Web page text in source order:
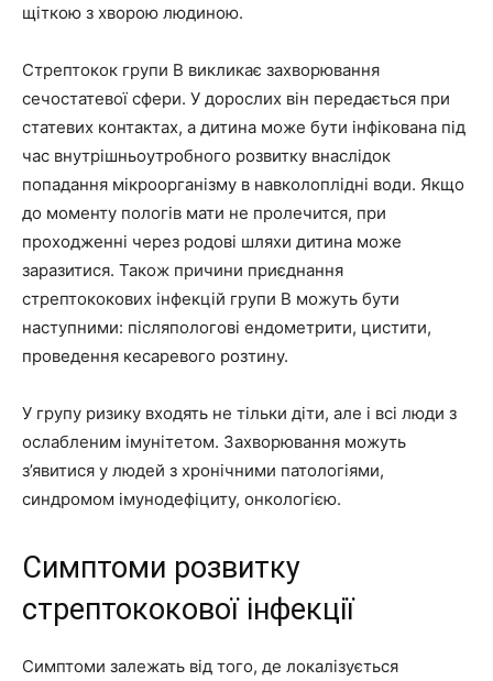
щіткою з хворою людиною.
Стрептокок групи B викликає захворювання
сечостатевої сфери. У дорослих він передається при
статевих контактах, а дитина може бути інфікована під
час внутрішньоутробного розвитку внаслідок
попадання мікроорганізму в навколоплідні води. Якщо
до моменту пологів мати не пролечится, при
проходженні через родові шляхи дитина може
заразитися. Також причини приєднання
стрептококових інфекцій групи B можуть бути
наступними: післяпологові ендометрити, цистити,
проведення кесаревого розтину.
У групу ризику входять не тільки діти, але і всі люди з
ослабленим імунітетом. Захворювання можуть
з’явитися у людей з хронічними патологіями,
синдромом імунодефіциту, онкологією.
Симптоми розвитку
стрептококової інфекції
Симптоми залежать від того, де локалізується